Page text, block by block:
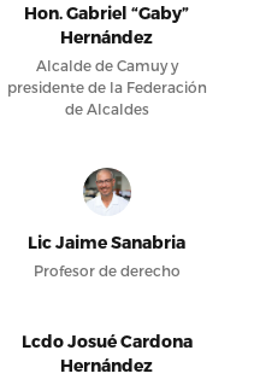
Hon. Gabriel “Gaby”
Hernández
Alcalde de Camuy y
presidente de la Federación
de Alcaldes
Lic Jaime Sanabria
Profesor de derecho
Lcdo Josué Cardona
Hernández